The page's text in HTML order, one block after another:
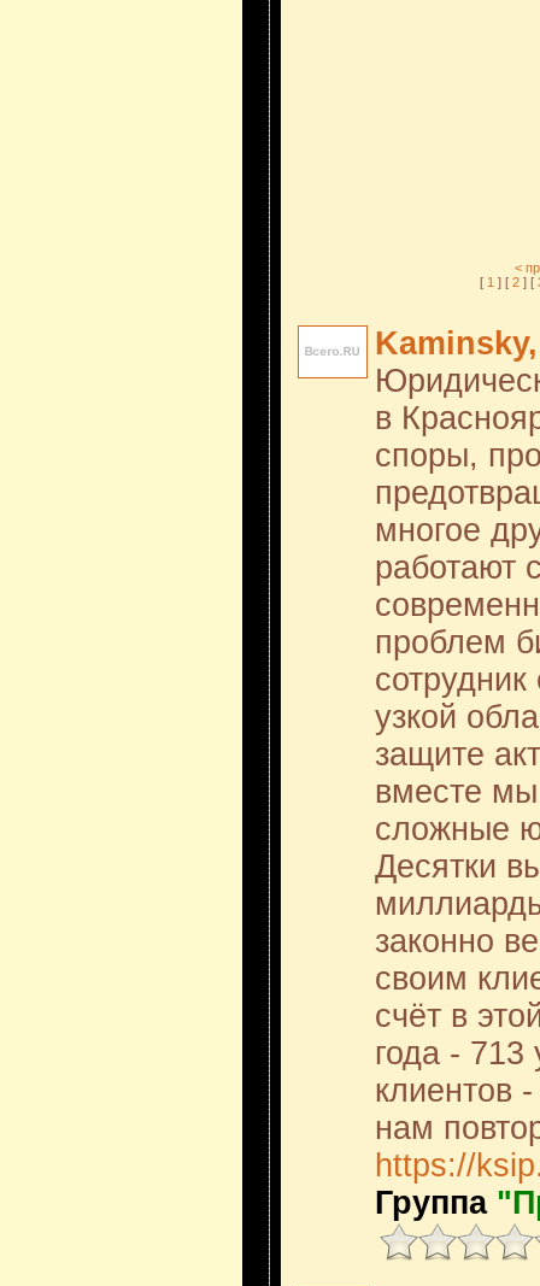
<
[1 ] [2 ] [
в
споры,
многое
работают
проблем
сотрудник
узкой
защите
вместе
сложные
Десятки
законно
своим
счёт в
года -
клиентов
нам
https://
Группа